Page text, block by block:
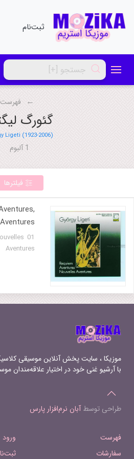
ثبت‌نام
فهرست
گئورگ
Ligeti (1923-2006)
فیلترها
Aventures
Nouvelles
Aventures
موزیکا ، سایت پخش آنلاین موسیقی
با آرشیو غنی خود در اختیار علاقه‌مندان
طراحی توسطآبان نرم‌افزار پارس
فهرست
سفارشات
ورود
ثبت‌نام